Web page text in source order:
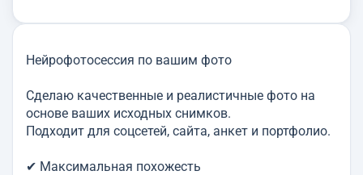
Нейрофотосессия по вашим фото
Сделаю качественные и реалистичные фото на
основе ваших исходных снимков.
Подходит для соцсетей, сайта, анкет и портфолио.
✔ Максимальная похожесть